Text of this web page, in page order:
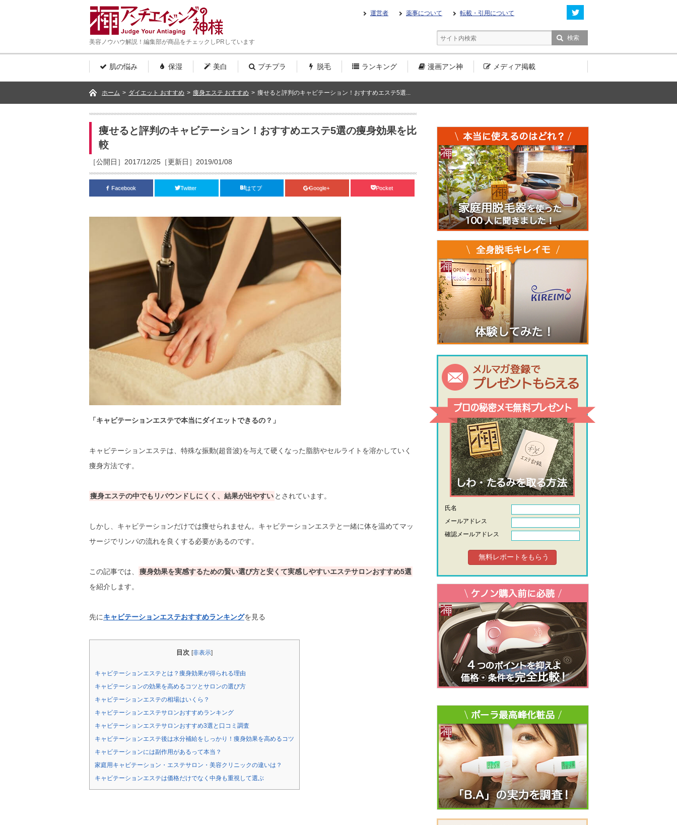
運営者 薬事について 転載・引用について
美容ノウハウ解説！編集部が商品をチェックしPRしています
肌の悩み 保湿 美白 プチプラ 脱毛 ランキング 漫画アン神 メディア掲載
ホーム > ダイエット おすすめ > 痩身エステ おすすめ > 痩せると評判のキャビテーション！おすすめエステ5選...
痩せると評判のキャビテーション！おすすめエステ5選の痩身効果を比
較
［公開日］2017/12/25［更新日］2019/01/08
Facebook Twitter はてブ Google+ Pocket
「キャビテーションエステで本当にダイエットできるの？」
キャビテーションエステは、特殊な振動(超音波)を与えて硬くなった脂肪やセルライトを溶かしていく
痩身方法です。
痩身エステの中でもリバウンドしにくく、結果が出やすい とされています。
しかし、キャビテーションだけでは痩せられません。キャビテーションエステと一緒に体を温めてマッ
サージでリンパの流れを良くする必要があるのです。
この記事では、
痩身効果を実感するための賢い選び方と安くて実感しやすいエステサロンおすすめ5選
を紹介します。
先にキャビテーションエステおすすめランキングを見る
目次 [非表示]
キャビテーションエステとは？痩身効果が得られる理由
キャビテーションの効果を高めるコツとサロンの選び方
キャビテーションエステの相場はいくら？
キャビテーションエステサロンおすすめランキング
キャビテーションエステサロンおすすめ3選と口コミ調査
キャビテーションエステ後は水分補給をしっかり！痩身効果を高めるコツ
キャビテーションには副作用があるって本当？
家庭用キャビテーション・エステサロン・美容クリニックの違いは？
キャビテーションエステは価格だけでなく中身も重視して選ぶ
氏名
メールアドレス
確認メールアドレス